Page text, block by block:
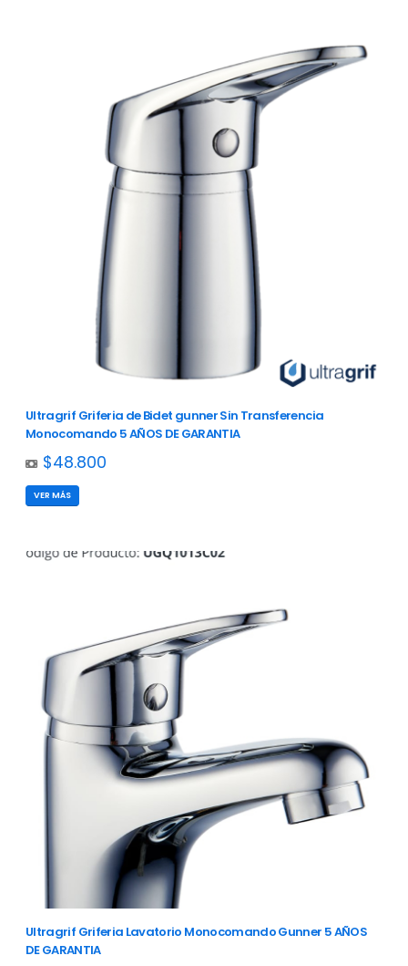
Ultragrif Griferia de Bidet gunner Sin Transferencia
Monocomando 5 AÑOS DE GARANTIA
$48.800
VER MÁS
Ultragrif Griferia Lavatorio Monocomando Gunner 5 AÑOS
DE GARANTIA